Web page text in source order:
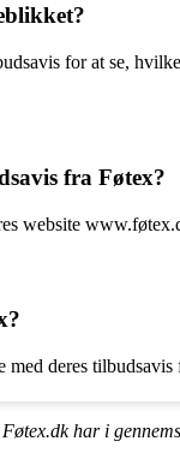
for at se,
fra Føtex?
website
deres
har i